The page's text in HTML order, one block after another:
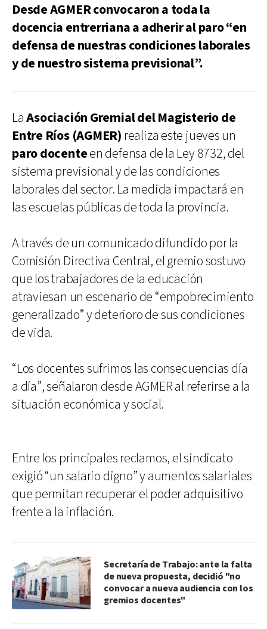
Desde AGMER convocaron a toda la
docencia entrerriana a adherir al paro “en
defensa de nuestras condiciones laborales
y de nuestro sistema previsional”.
LaAsociación Gremial del Magisterio de
Entre Ríos (AGMER) realiza este jueves un
paro docenteen defensa de la Ley 8732, del
sistema previsional y de las condiciones
laborales del sector. La medida impactará en
las escuelas públicas de toda la provincia.
A través de un comunicado difundido por la
Comisión Directiva Central, el gremio sostuvo
que los trabajadores de la educación
atraviesan un escenario de “empobrecimiento
generalizado” y deterioro de sus condiciones
de vida.
“Los docentes sufrimos las consecuencias día
a día”, señalaron desde AGMER al referirse a la
situación económica y social.
Entre los principales reclamos, el sindicato
exigió “un salario digno” y aumentos salariales
que permitan recuperar el poder adquisitivo
frente a la inflación.
Secretaría de Trabajo: ante la falta
de nueva propuesta, decidió "no
convocar a nueva audiencia con los
gremios docentes"